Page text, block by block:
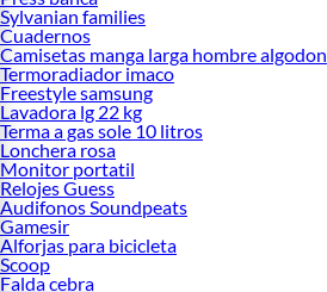
Sylvanian families
Cuadernos
Camisetas manga larga hombre algodon
Termoradiador imaco
Freestyle samsung
Lavadora lg 22 kg
Terma a gas sole 10 litros
Lonchera rosa
Monitor portatil
Relojes Guess
Audifonos Soundpeats
Gamesir
Alforjas para bicicleta
Scoop
Falda cebra